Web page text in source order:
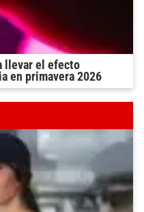
llevar el efecto
en primavera 2026